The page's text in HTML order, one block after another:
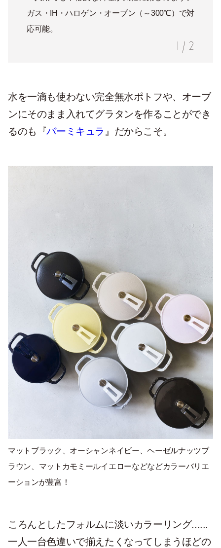
ガス・IH・ハロゲン・オーブン（～300℃）で対
応可能。
1 / 2
水を一滴も使わない完全無水ポトフや、オーブ
ンにそのまま入れてグラタンを作ることができ
るのも『バーミキュラ 』だからこそ。
マットブラック、オーシャンネイビー、ヘーゼルナッツブ
ラウン、マットカモミールイエローなどなどカラーバリエ
ーションが豊富！
ころんとしたフォルムに淡いカラーリング......
一人一台色違いで揃えたくなってしまうほどの